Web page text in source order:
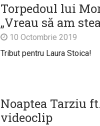
Torpedoul lui
„Vreau să am
10 Octombrie 2019
Tribut pentru Laura Stoica!
Noaptea Tarziu
videoclip